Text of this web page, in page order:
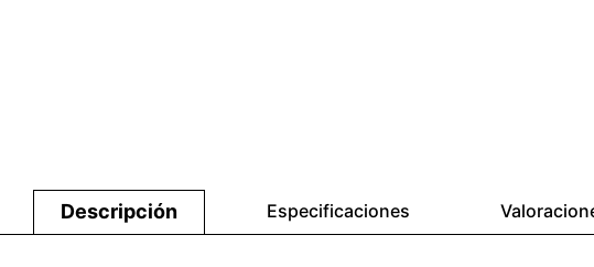
Descripción Especificaciones